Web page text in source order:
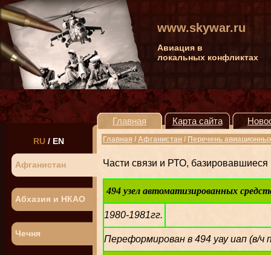
www.skywar.ru
Авиация в
локальных конфликтах
RU/ EN
Афганистан
Абхазия и НКАО
Чечня
Главная Карта сайта
Главная / Афганистан / Перечень
Части связи и РТО,
494 узел автоматизированных
1980-1981гг.
Переформирован в 494 уау иап (в/ч